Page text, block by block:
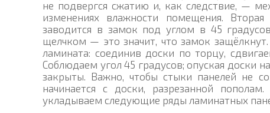
не подвергся сжатию и, как следствие, —
изменениях влажности помещения.
заводится в замок под углом в 45
щелчком — это значит, что замок
ламината: соединив доски по торцу,
Соблюдаем угол 45 градусов; опуская
закрыты. Важно, чтобы стыки панелей не
начинается с доски, разрезанной
укладываем следующие ряды ламинатных